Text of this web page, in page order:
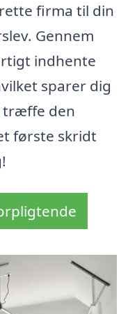
firma til din
Gennem
indhente
sparer dig
træffe den
første skridt